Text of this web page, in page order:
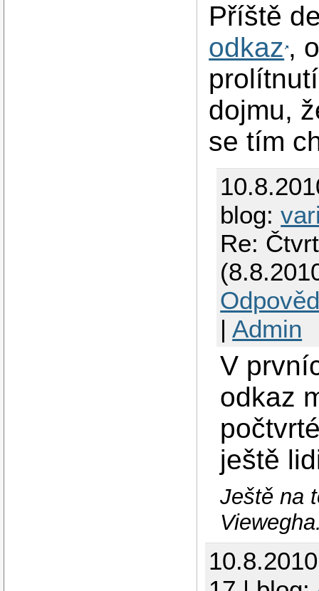
Příště
odkaz ,
dojmu,
se tím
blog:
Re:
|Admin
V
odkaz
ještě
Ještě na